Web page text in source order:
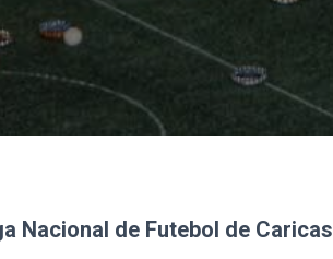
Nacional de Futebol de Caricas